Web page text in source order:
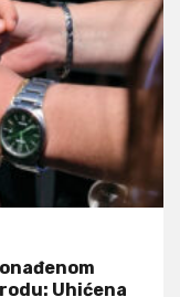
Uhićena